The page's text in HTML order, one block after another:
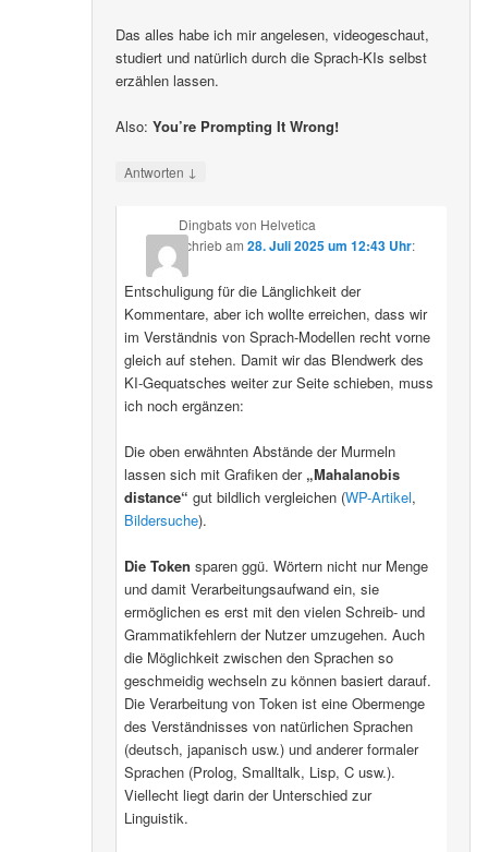
Das alles habe ich mir angelesen, videogeschaut,
studiert und natürlich durch die Sprach-KIs selbst
erzählen lassen.
Also:You’re Prompting It Wrong!
Antworten ↓
Dingbats von Helvetica
schriebam 28. Juli 2025 um 12:43 Uhr:
Entschuligung für die Länglichkeit der
Kommentare, aber ich wollte erreichen, dass wir
im Verständnis von Sprach-Modellen recht vorne
gleich auf stehen. Damit wir das Blendwerk des
KI-Gequatsches weiter zur Seite schieben, muss
ich noch ergänzen:
Die oben erwähnten Abstände der Murmeln
lassen sich mit Grafiken der „Mahalanobis
distance“ gut bildlich vergleichen (WP-Artikel,
Bildersuche).
Die Token sparen ggü. Wörtern nicht nur Menge
und damit Verarbeitungsaufwand ein, sie
ermöglichen es erst mit den vielen Schreib- und
Grammatikfehlern der Nutzer umzugehen. Auch
die Möglichkeit zwischen den Sprachen so
geschmeidig wechseln zu können basiert darauf.
Die Verarbeitung von Token ist eine Obermenge
des Verständnisses von natürlichen Sprachen
(deutsch, japanisch usw.) und anderer formaler
Sprachen (Prolog, Smalltalk, Lisp, C usw.).
Viellecht liegt darin der Unterschied zur
Linguistik.